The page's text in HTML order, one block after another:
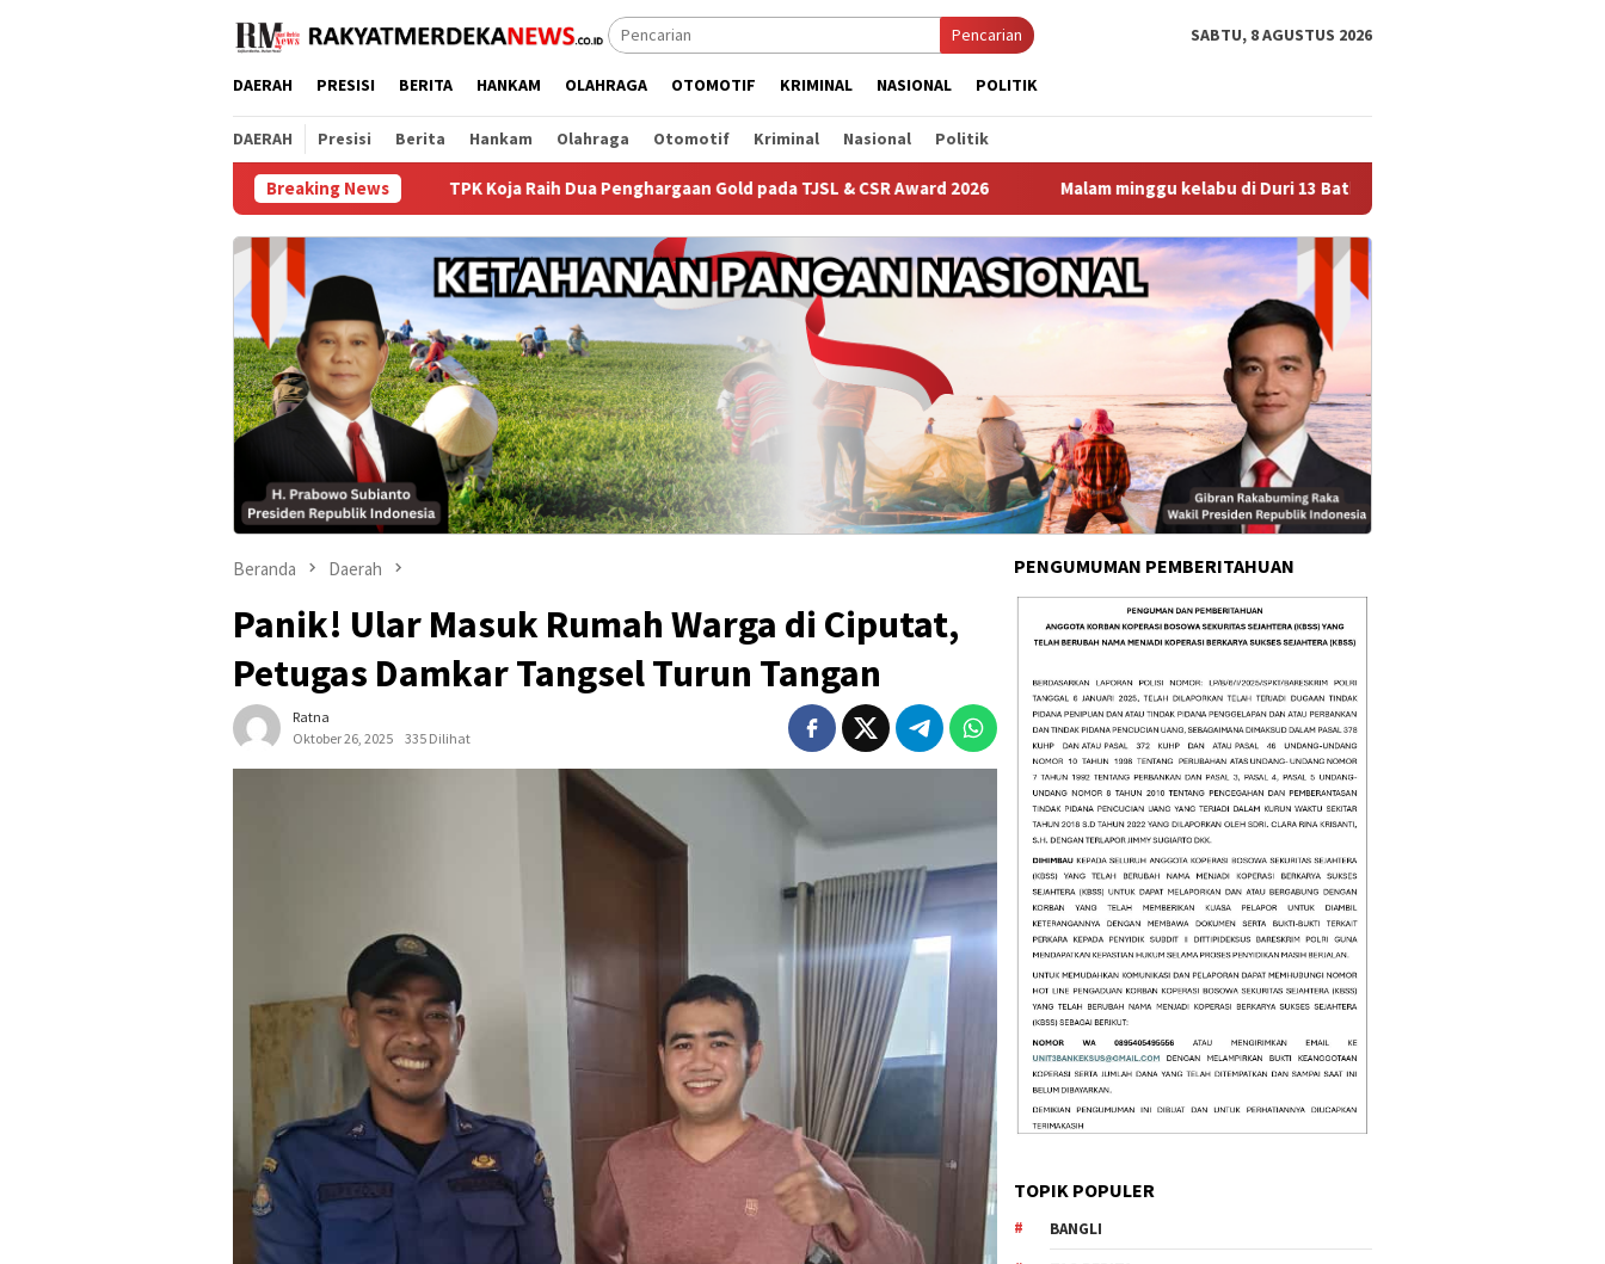
Pencarian SABTU, 8 AGUSTUS 2026
DAERAH PRESISI BERITA HANKAM OLAHRAGA OTOMOTIF KRIMINAL NASIONAL POLITIK
DAERAH Presisi Berita Hankam Olahraga Otomotif Kriminal Nasional Politik
Breaking News
TPK Koja Raih Dua Penghargaan Gold pada TJSL & CSR Award 2026 Malam minggu kelabu di Duri 13 Bathin Solapan polsek Mandau sukses bikin 4
Beranda Daerah
Panik! Ular Masuk Rumah Warga di Ciputat,
Petugas Damkar Tangsel Turun Tangan
Ratna
Oktober 26, 2025
335 Dilihat
PENGUMUMAN PEMBERITAHUAN
TOPIK POPULER
BANGLI